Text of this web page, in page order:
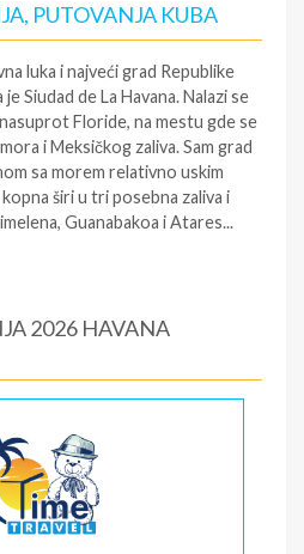
PUTOVANJA KUBA
luka i najveći grad Republike
Siudad de La Havana. Nalazi se
Floride, na mestu gde se
i Meksičkog zaliva. Sam grad
sa morem relativno uskim
širi u tri posebna zaliva i
Guanabakoa i Atares...
2026 HAVANA